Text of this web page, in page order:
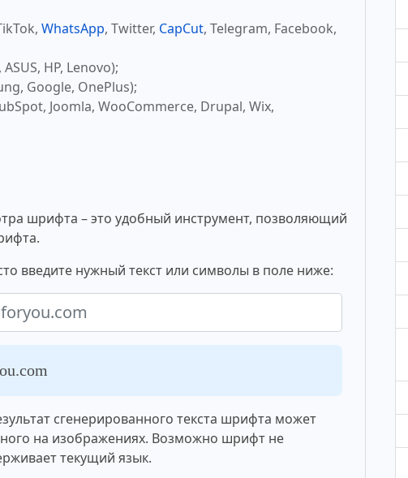
WhatsApp, Twitter, CapCut, Telegram, Facebook,
HP, Lenovo);
Google, OnePlus);
Joomla, WooCommerce, Drupal, Wix,
шрифта – это удобный инструмент, позволяющий
введите нужный текст или символы в поле ниже:
сгенерированного текста шрифта может
на изображениях. Возможно шрифт не
текущий язык.